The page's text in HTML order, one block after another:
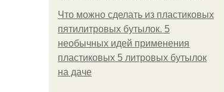
Что можно сделать из пластиковых
пятилитровых бутылок. 5
необычных идей применения
пластиковых 5 литровых бутылок
на даче